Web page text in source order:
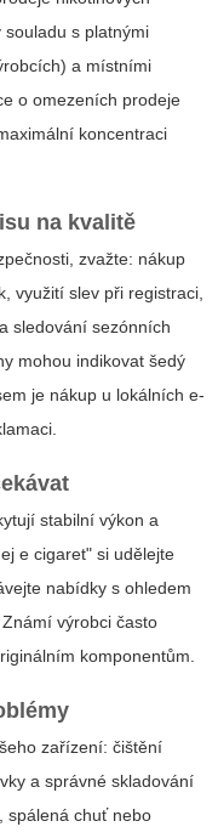
s platnými
a místními
o omezeních prodeje
koncentraci
na kvalitě
zvažte: nákup
využití slev při registraci,
sledování sezónních
mohou indikovat šedý
je nákup u lokálních e-
stabilní výkon a
e cigaret" si udělejte
nabídky s ohledem
výrobci často
komponentům.
zařízení: čištění
a správné skladování
spálená chuť nebo